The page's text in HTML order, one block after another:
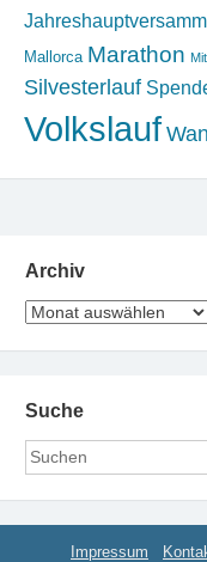
Mallorca Marathon
Silvesterlauf
Volkslauf
Archiv
Archiv
Suche
Impressum